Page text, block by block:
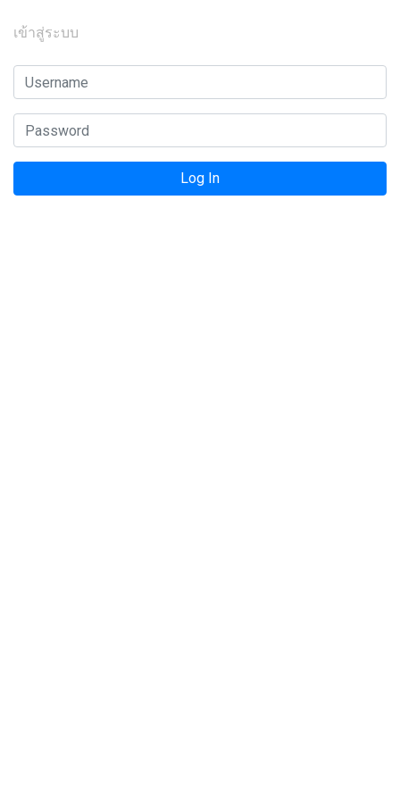
เข้าสู่ระบบ